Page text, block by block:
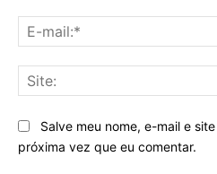
Salve meu nome, e-mail e
próxima vez que eu comentar.